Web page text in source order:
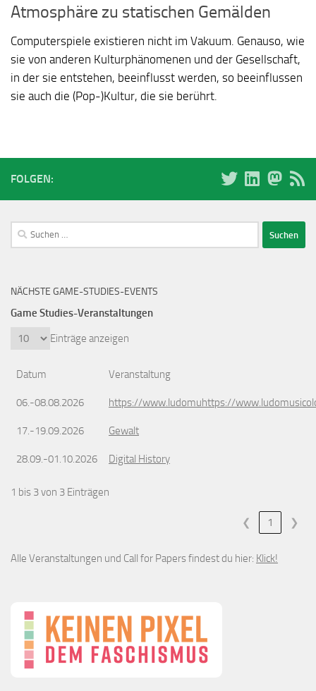
Atmosphäre zu statischen Gemälden
Computerspiele existieren nicht im Vakuum. Genauso, wie
sie von anderen Kulturphänomenen und der Gesellschaft,
in der sie entstehen, beeinflusst werden, so beeinflussen
sie auch die (Pop-)Kultur, die sie berührt.
FOLGEN:
Suchen
nach:
NÄCHSTE GAME-STUDIES-EVENTS
Game Studies-Veranstaltungen
Einträge anzeigen
Datum Veranstaltung
06.-08.08.2026 https://www.ludomuhttps://
17.-19.09.2026 Gewalt
28.09.-01.10.2026 Digital History
1 bis 3 von 3 Einträgen
❮ 1 ❯
Alle Veranstaltungen und Call for Papers findest du hier: Klick!